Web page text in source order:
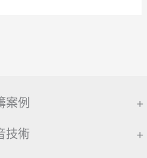
案例 +
技術 +